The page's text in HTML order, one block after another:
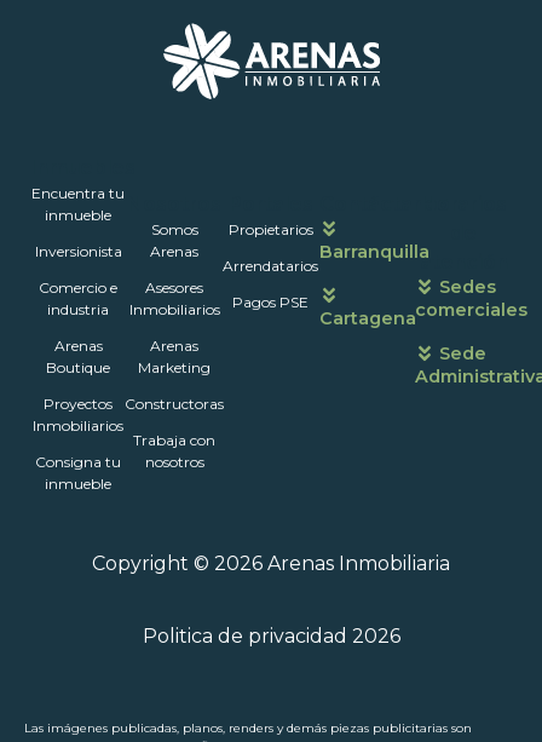
Encuentra tu
inmueble
Inversionista
Comercio e
industria
Arenas
Boutique
Proyectos
Inmobiliarios
Consigna tu
inmueble
Somos
Arenas
Asesores
Inmobiliarios
Arenas
Marketing
Constructoras
Trabaja con
nosotros
Propietarios
Arrendatarios
Pagos PSE
Barranquilla
Cartagena
atención
Sedes
comerciales
Sede
Copyright © 2026 Arenas Inmobiliaria
Politica de privacidad 2026
Las imágenes publicadas, planos, renders y demás piezas publicitarias son